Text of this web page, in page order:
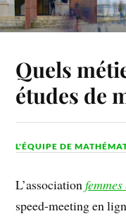
Quels
études de
L'ÉQUIPE DE
L’association
speed-meeting en